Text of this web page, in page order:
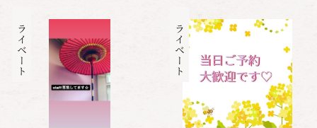
プライベート プライベート